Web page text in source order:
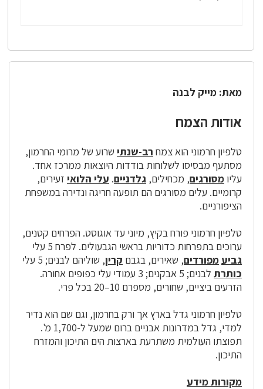
מאת: מייק לבנה
אודות הצמח
טלפיון חרמוני הוא צמח רב-שנתי שרוע של מרומי החרמון,
מסתעף מבסיסו לשלוחות בודדות היוצאות ממרכז אחד.
עליו מסורגים, מכחילים, גלדניים. עלי הלואי זעירים,
קרומיים. עלים מסורגים הם תופעה חריגה ונדירה במשפחת
הציפורניים.
טלפיון חרמוני פורח בקיץ, מיוני עד אוגוסט. הפרחים קטנים,
ערוכים בתפרחות כדוריות בראשי הגבעולים. לפרח 5 עלי
גביעמפורדים, שאירים, בגבם קרין, שוליהם לבנים; 5 עלי
כותרת
לבנים; 5 אבקנים; 3 עמודי עלי כפופים אחורה.
הזרעים ביציים, שחורים, מספרם 10–20 בכל פרי.
טלפיון חרמוני גדל בארץ אך ורק בחרמון, וגם שם הוא נדיר
למדי, גדל במדרונות אבניים ברום שמעל ל-1,700 מ'.
תפוצתו העולמית משתרעת בארצות הים התיכון והמזרח
התיכון.
מקורות מידע